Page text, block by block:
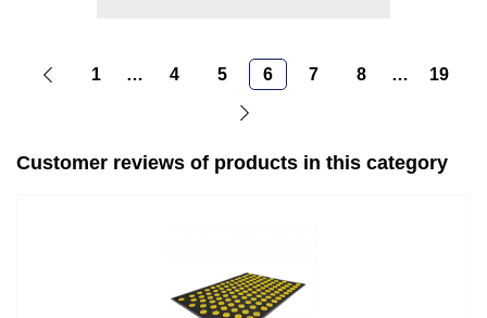
1 … 4 5 6 7 8 … 19
Customer reviews of products in this category